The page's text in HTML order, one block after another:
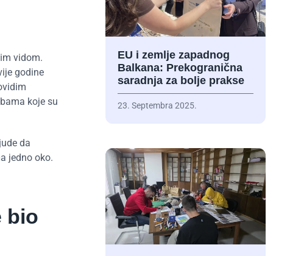
vidom.
godine
koje su
da
jedno oko.
bio
EU i zemlje zapadnog
Balkana: Prekogranična
saradnja za bolje prakse
23. Septembra 2025.